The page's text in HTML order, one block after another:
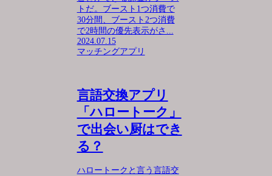
トだ。ブースト1つ消費で
30分間、ブースト2つ消費
で2時間の優先表示がさ...
2024.07.15
マッチングアプリ
言語交換アプリ
「ハロートーク」
で出会い厨はでき
る？
ハロートークと言う言語交